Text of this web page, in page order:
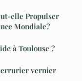
elle Propulser
Mondiale?
à Toulouse ?
vernier